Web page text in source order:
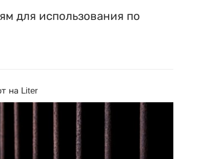
для использования по
на Liter